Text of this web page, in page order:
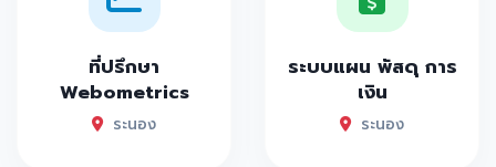
ที่ปรึกษา
Webometrics
ระนอง
ระบบแผน พัสดุ การ
เงิน
ระนอง